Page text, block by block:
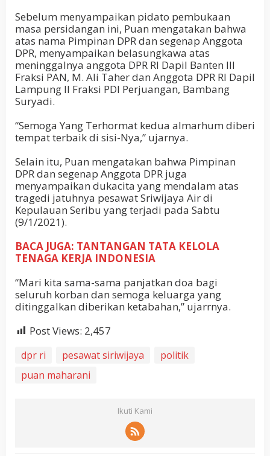
Sebelum menyampaikan pidato pembukaan
masa persidangan ini, Puan mengatakan bahwa
atas nama Pimpinan DPR dan segenap Anggota
DPR, menyampaikan belasungkawa atas
meninggalnya anggota DPR RI Dapil Banten III
Fraksi PAN, M. Ali Taher dan Anggota DPR RI Dapil
Lampung II Fraksi PDI Perjuangan, Bambang
Suryadi.
“Semoga Yang Terhormat kedua almarhum diberi
tempat terbaik di sisi-Nya,” ujarnya.
Selain itu, Puan mengatakan bahwa Pimpinan
DPR dan segenap Anggota DPR juga
menyampaikan dukacita yang mendalam atas
tragedi jatuhnya pesawat Sriwijaya Air di
Kepulauan Seribu yang terjadi pada Sabtu
(9/1/2021).
BACA JUGA: TANTANGAN TATA KELOLA
TENAGA KERJA INDONESIA
“Mari kita sama-sama panjatkan doa bagi
seluruh korban dan semoga keluarga yang
ditinggalkan diberikan ketabahan,” ujarrnya.
Post Views: 2,457
dpr ri pesawat siriwijaya
politik
puan maharani
Ikuti Kami